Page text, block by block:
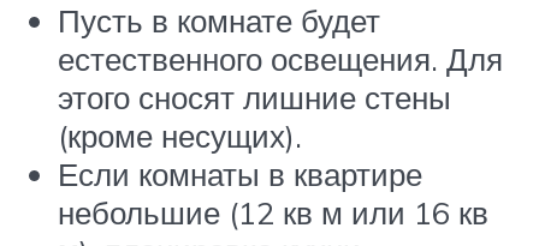
Пусть в комнате будет
естественного освещения. Для
этого сносят лишние стены
(кроме несущих).
Если комнаты в квартире
небольшие (12 кв м или 16 кв